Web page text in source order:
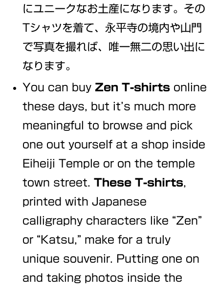
にユニークなお土産になります。その
Tシャツを着て、永平寺の境内や山門
で写真を撮れば、唯一無二の思い出に
なります。
You can buyZen T-shirts online
these days, but it’s much more
meaningful to browse and pick
one out yourself at a shop inside
Eiheiji Temple or on the temple
town street.These T-shirts,
printed with Japanese
calligraphy characters like “Zen”
or “Katsu,” make for a truly
unique souvenir. Putting one on
and taking photos inside the